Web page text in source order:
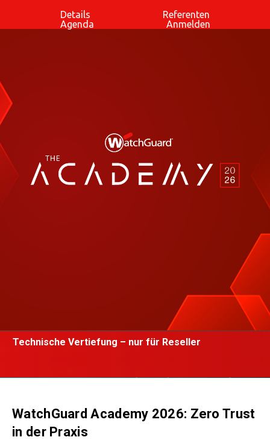
Details
Referenten
Agenda
Anmelden
Technische Vertiefung – nur für Reseller
WatchGuard Academy 2026: Zero Trust
in der Praxis